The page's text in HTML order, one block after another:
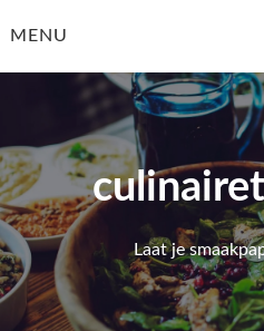
toMENU
Laat je